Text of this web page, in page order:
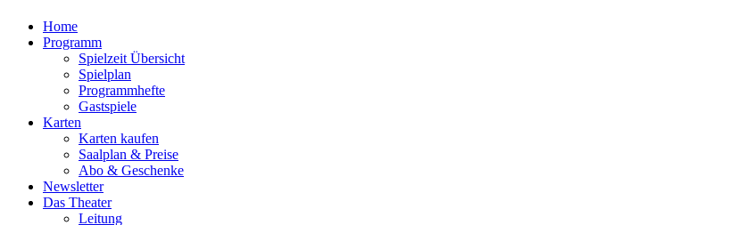
Home
Programm
Spielzeit Übersicht
Spielplan
Programmhefte
Gastspiele
Karten
Karten kaufen
Saalplan & Preise
Abo & Geschenke
Newsletter
Das Theater
Leitung